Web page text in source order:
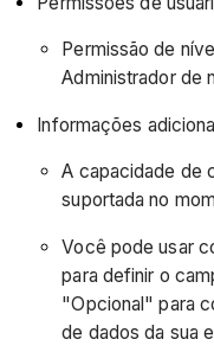
Permissão de
Administrador de
Informações
A capacidade de
suportada no
Você pode usar
para definir o
"Opcional" para
de dados da sua